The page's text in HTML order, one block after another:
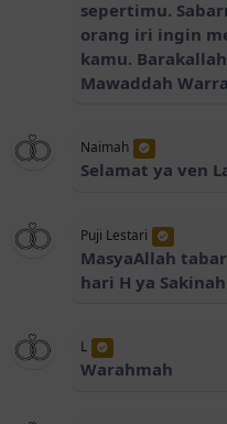
sepertimu.
orang iri ingin
kamu.
Mawaddah
Naimah
Selamat ya ven
Puji Lestari
MasyaAllah
hari H ya
L
Warahmah